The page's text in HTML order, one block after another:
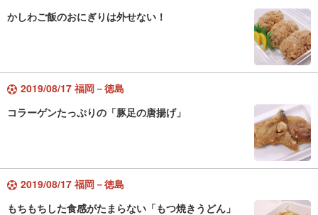
かしわご飯のおにぎりは外せない！
2019/08/17 福岡－徳島
コラーゲンたっぷりの「豚足の唐揚げ」
2019/08/17 福岡－徳島
もちもちした食感がたまらない「もつ焼きうどん」